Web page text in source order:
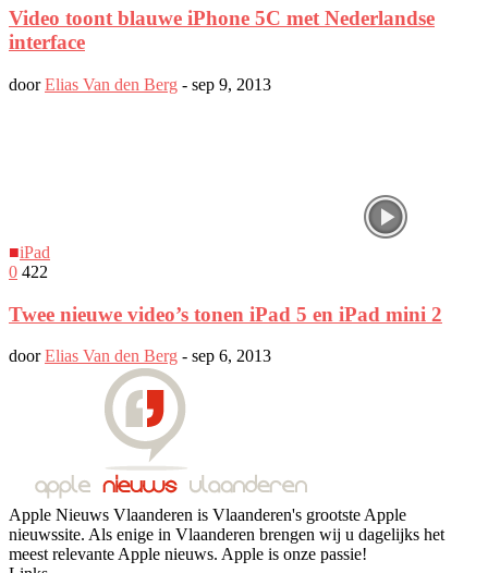
Video toont blauwe iPhone 5C met Nederlandse
interface
doorElias Van den Berg - sep 9, 2013
■iPad
0 422
Twee nieuwe video’s tonen iPad 5 en iPad mini 2
doorElias Van den Berg - sep 6, 2013
Apple Nieuws Vlaanderen is Vlaanderen's grootste Apple
nieuwssite. Als enige in Vlaanderen brengen wij u dagelijks het
meest relevante Apple nieuws. Apple is onze passie!